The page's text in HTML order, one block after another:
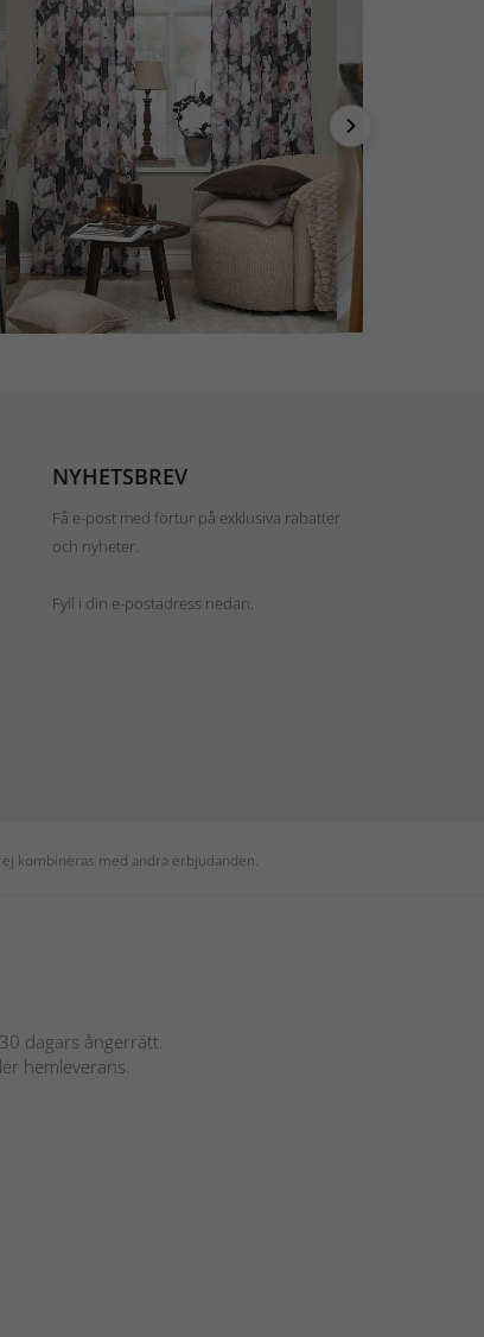
NYHETSBREV
Få e-post med förtur på exklusiva rabatter
och nyheter.
Fyll i din e-postadress nedan.
kombineras med andra erbjudanden.
dagars ångerrätt.
hemleverans.